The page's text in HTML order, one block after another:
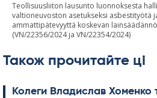
Teollisuusliiton lausunto luonnoksesta
valtioneuvoston asetukseksi asbestityötä
ammattipätevyyttä koskevan
(VN/22356/2024 ja VN/22354/2024)
Також прочитайте ці
Колеги Владислав